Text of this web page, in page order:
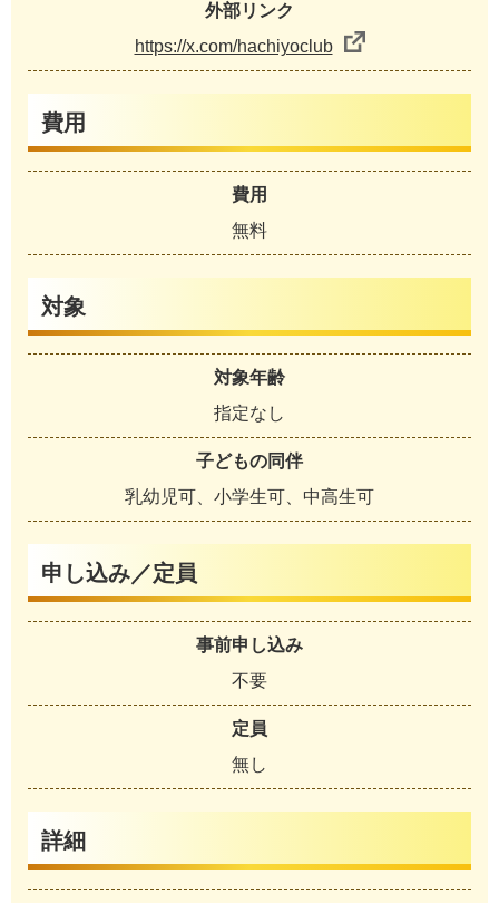
外部リンク
https://x.com/hachiyoclub
費用
費用
無料
対象
対象年齢
指定なし
子どもの同伴
乳幼児可、小学生可、中高生可
申し込み／定員
事前申し込み
不要
定員
無し
詳細